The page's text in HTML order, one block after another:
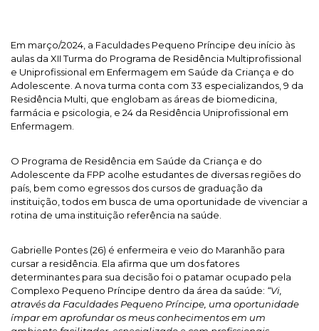
Em março/2024, a Faculdades Pequeno Príncipe deu início às
aulas da XII Turma do Programa de Residência Multiprofissional
e Uniprofissional em Enfermagem em Saúde da Criança e do
Adolescente. A nova turma conta com 33 especializandos, 9 da
Residência Multi, que englobam as áreas de biomedicina,
farmácia e psicologia, e 24 da Residência Uniprofissional em
Enfermagem.
O Programa de Residência em Saúde da Criança e do
Adolescente da FPP acolhe estudantes de diversas regiões do
país, bem como egressos dos cursos de graduação da
instituição, todos em busca de uma oportunidade de vivenciar a
rotina de uma instituição referência na saúde.
Gabrielle Pontes (26) é enfermeira e veio do Maranhão para
cursar a residência. Ela afirma que um dos fatores
determinantes para sua decisão foi o patamar ocupado pela
Complexo Pequeno Príncipe dentro da área da saúde: “Vi,
através da Faculdades Pequeno Príncipe, uma oportunidade
ímpar em aprofundar os meus conhecimentos em um